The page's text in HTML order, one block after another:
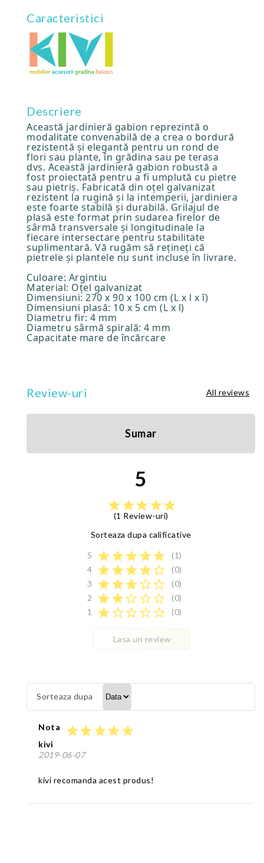
Caracteristici
Descriere
Această jardinieră gabion reprezintă o
modalitate convenabilă de a crea o bordură
rezistentă și elegantă pentru un rond de
flori sau plante, în grădina sau pe terasa
dvs. Această jardinieră gabion robustă a
fost proiectată pentru a fi umplută cu pietre
sau pietriș. Fabricată din oțel galvanizat
rezistent la rugină și la intemperii, jardiniera
este foarte stabilă și durabilă. Grilajul de
plasă este format prin sudarea firelor de
sârmă transversale și longitudinale la
fiecare intersectare pentru stabilitate
suplimentară. Vă rugăm să rețineți că
pietrele și plantele nu sunt incluse în livrare.
Culoare: Argintiu
Material: Oțel galvanizat
Dimensiuni: 270 x 90 x 100 cm (L x l x î)
Dimensiuni plasă: 10 x 5 cm (L x l)
Diametru fir: 4 mm
Diametru sârmă spirală: 4 mm
Capacitate mare de încărcare
Review-uri All reviews
Sumar
5
starstarstarstarstar
(1 Review-uri)
Sorteaza dupa calificative
5 starstarstarstarstar
(1)
4 starstarstarstarstar_border
(0)
3
starstarstarstar_borderstar_border
(0)
2
starstarstar_borderstar_borderstar_border
(0)
1
starstar_borderstar_borderstar_borderstar_border (0)
Lasa un review
Sorteaza dupa
Nota starstarstarstarstar
kivi
2019-06-07
kivi recomanda acest produs!